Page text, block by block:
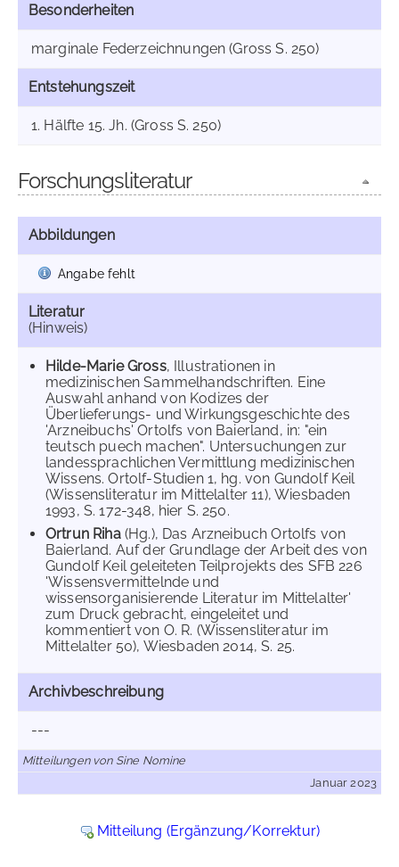
Besonderheiten
marginale Federzeichnungen (Gross S. 250)
Entstehungszeit
1. Hälfte 15. Jh. (Gross S. 250)
Forschungsliteratur
Abbildungen
Angabe fehlt
Literatur
(Hinweis)
Hilde-Marie Gross, Illustrationen in
medizinischen Sammelhandschriften. Eine
Auswahl anhand von Kodizes der
Überlieferungs- und Wirkungsgeschichte des
'Arzneibuchs' Ortolfs von Baierland, in: "ein
teutsch puech machen". Untersuchungen zur
landessprachlichen Vermittlung medizinischen
Wissens. Ortolf-Studien 1, hg. von Gundolf Keil
(Wissensliteratur im Mittelalter 11), Wiesbaden
1993, S. 172-348, hier S. 250.
Ortrun Riha (Hg.), Das Arzneibuch Ortolfs von
Baierland. Auf der Grundlage der Arbeit des von
Gundolf Keil geleiteten Teilprojekts des SFB 226
'Wissensvermittelnde und
wissensorganisierende Literatur im Mittelalter'
zum Druck gebracht, eingeleitet und
kommentiert von O. R. (Wissensliteratur im
Mittelalter 50), Wiesbaden 2014, S. 25.
Archivbeschreibung
---
Mitteilungen von Sine Nomine
Januar 2023
Mitteilung (Ergänzung/Korrektur)